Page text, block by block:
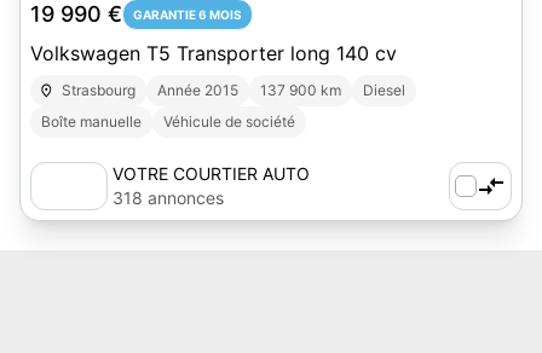
19 990 € GARANTIE 6 MOIS
Volkswagen T5 Transporter long 140 cv
Strasbourg Année 2015 137 900 km
Diesel
Boîte manuelle
Véhicule de société
VOTRE COURTIER AUTO
318 annonces